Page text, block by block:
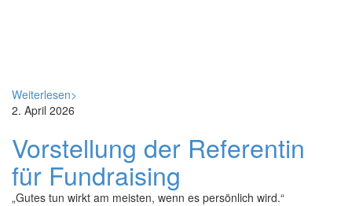
Weiterlesen>
2. April 2026
Vorstellung der Referentin
für Fundraising
„Gutes tun wirkt am meisten, wenn es persönlich wird.“